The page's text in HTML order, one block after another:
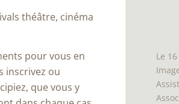
théâtre, cinéma
pour vous en
inscrivez ou
que vous y
Le